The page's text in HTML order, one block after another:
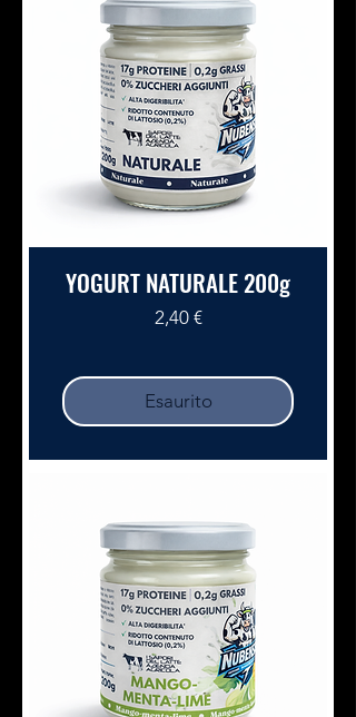
YOGURT NATURALE 200g
Prezzo
2,40 €
Esaurito